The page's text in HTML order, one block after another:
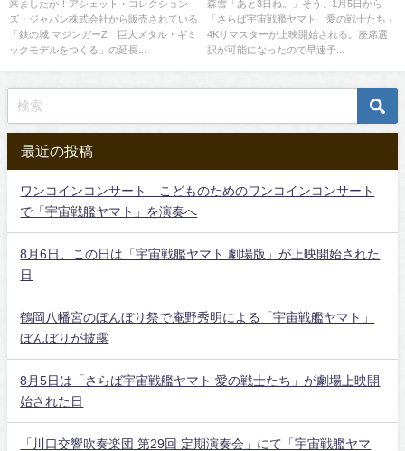
来ましたか！アシェット・コレクション
ズ・ジャパン株式会社から販売されている
「鉄の城 マジンガーZ 巨大メタル・ギミ
ックモデルをつくる」の延長...
森雪「あと3日ね。」そう、1月5日から
「さらば宇宙戦艦ヤマト 愛の戦士たち」
4Kリマスターが上映開始される。座席選
択が可能になったので早速予...
最近の投稿
ワンコインコンサート こどものためのワンコインコンサート
で「宇宙戦艦ヤマト」を演奏へ
8月6日、この日は「宇宙戦艦ヤマト 劇場版」が上映開始された
日
鶴岡八幡宮のぼんぼり祭で庵野秀明による「宇宙戦艦ヤマト」
ぼんぼりが披露
8月5日は「さらば宇宙戦艦ヤマト 愛の戦士たち」が劇場上映開
始された日
「川口交響吹奏楽団 第29回 定期演奏会」にて「宇宙戦艦ヤマ